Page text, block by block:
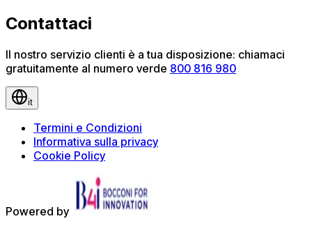
Contattaci
Il nostro servizio clienti è a tua disposizione: chiamaci
gratuitamente al numero verde 800 816 980
it
Termini e Condizioni
Informativa sulla privacy
Cookie Policy
Powered by